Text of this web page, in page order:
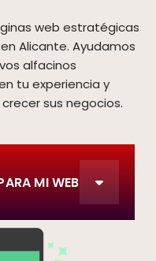
web estratégicas
Alicante. Ayudamos
alfacinos
tu experiencia y
sus negocios.
MI WEB